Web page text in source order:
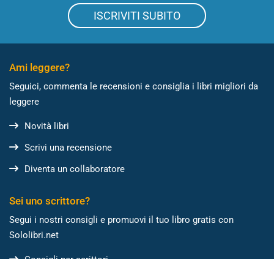
ISCRIVITI SUBITO
Ami leggere?
Seguici, commenta le recensioni e consiglia i libri migliori da
leggere
Novità libri
Scrivi una recensione
Diventa un collaboratore
Sei uno scrittore?
Segui i nostri consigli e promuovi il tuo libro gratis con
Sololibri.net